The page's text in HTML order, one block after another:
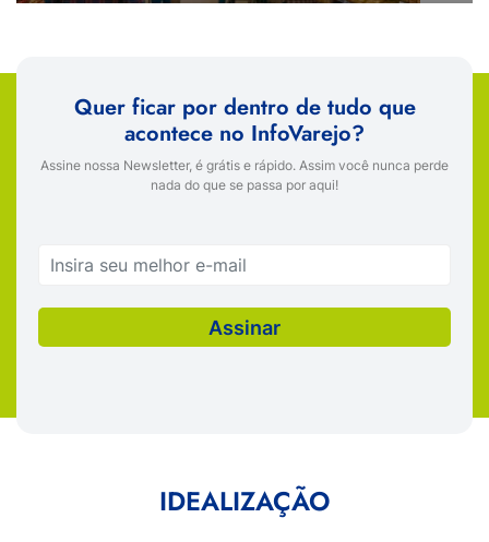
Quer ficar por dentro de tudo que
acontece no InfoVarejo?
Assine nossa Newsletter, é grátis e rápido. Assim você nunca perde
nada do que se passa por aqui!
IDEALIZAÇÃO